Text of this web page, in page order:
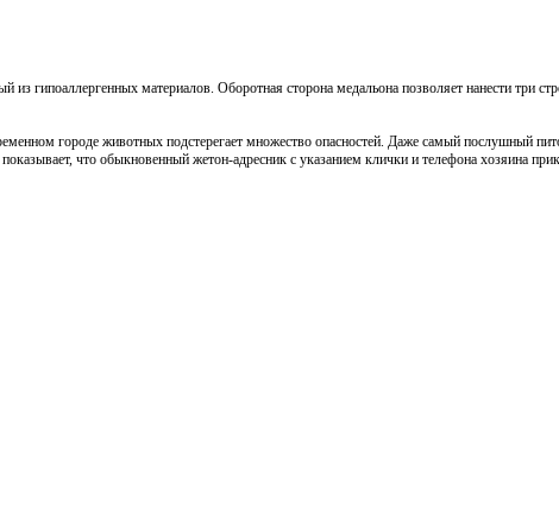
гипоаллергенных материалов. Оборотная сторона медальона позволяет нанести три
городе животных подстерегает множество опасностей. Даже самый послушный
что обыкновенный жетон-адресник с указанием клички и телефона хозяина